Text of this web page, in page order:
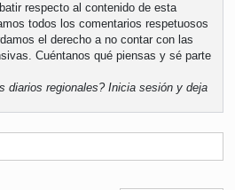
respecto al contenido de esta
todos los comentarios respetuosos
el derecho a no contar con las
Cuéntanos qué piensas y sé parte
diarios regionales?Inicia sesión y deja